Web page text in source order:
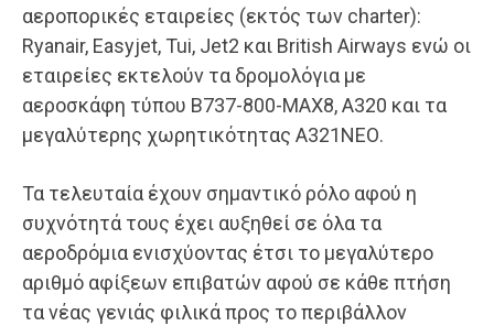
αεροπορικές εταιρείες (εκτός των charter):
Ryanair, Easyjet, Tui, Jet2 και British Airways ενώ οι
εταιρείες εκτελούν τα δρομολόγια με
αεροσκάφη τύπου Β737-800-MAX8, Α320 και τα
μεγαλύτερης χωρητικότητας Α321ΝΕΟ.
Τα τελευταία έχουν σημαντικό ρόλο αφού η
συχνότητά τους έχει αυξηθεί σε όλα τα
αεροδρόμια ενισχύοντας έτσι το μεγαλύτερο
αριθμό αφίξεων επιβατών αφού σε κάθε πτήση
τα νέας γενιάς φιλικά προς το περιβάλλον